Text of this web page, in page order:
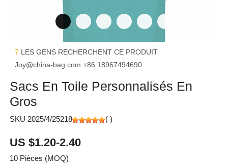
7 LES GENS RECHERCHENT CE PRODUIT
Joy@china-bag.com +86 18967494690
Sacs En Toile Personnalisés En
Gros
SKU 2025/4/25218 ( )
US $1.20-2.40
10 Pièces (MOQ)